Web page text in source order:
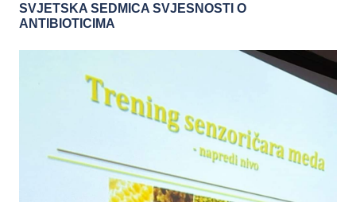
SVJETSKA SEDMICA SVJESNOSTI O
ANTIBIOTICIMA